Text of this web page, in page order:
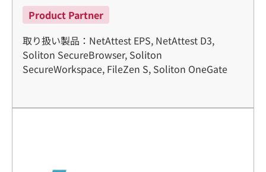
Product Partner
取り扱い製品：NetAttest EPS, NetAttest D3,
Soliton SecureBrowser, Soliton
SecureWorkspace, FileZen S, Soliton OneGate